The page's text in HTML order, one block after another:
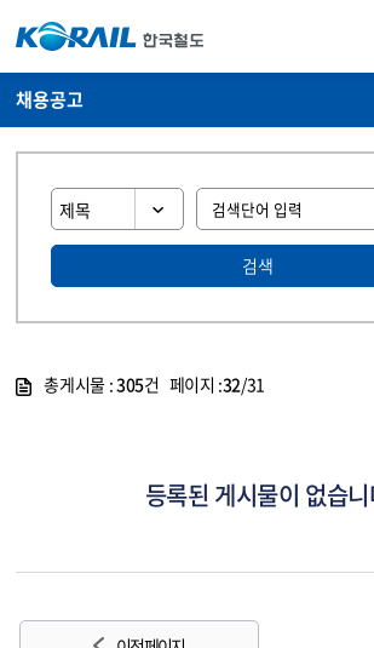
채용공고
검색
총게시물 :305건 페이지 :32/31
등록된 게시물이 없습